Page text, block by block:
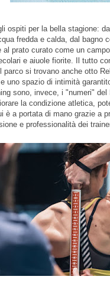
ospiti per la bella stagione:
fredda e calda, dal bagno
prato curato come un
e aiuole fiorite. Il tutto
parco si trovano anche otto
uno spazio di intimità
sono, invece, i "numeri"
la condizione atletica,
è a portata di mano grazie a
e professionalità dei